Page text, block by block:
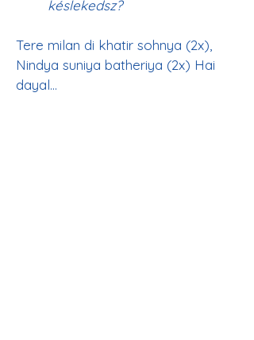
késlekedsz?
Tere milan di khatir sohnya (2x),
Nindya suniya batheriya (2x) Hai